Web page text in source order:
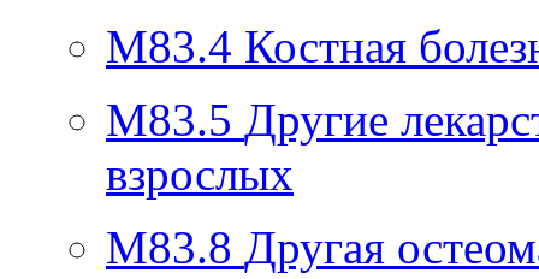
M83.4 Костная
M83.5 Другие
взрослых
M83.8 Другая